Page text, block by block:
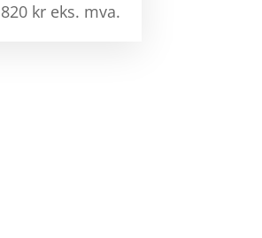
820 kr eks. mva.